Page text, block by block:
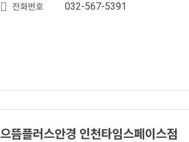
전화번호 032-567-5391
으뜸플러스안경 인천타임스페이스점